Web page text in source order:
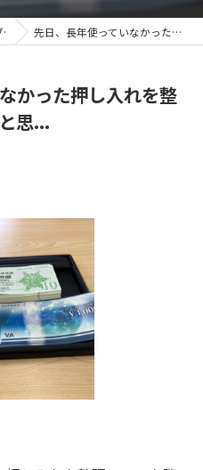
先日、長年使っていなかった押し入れを整理していた際に、ふと思...
かった押し入れを整
思...